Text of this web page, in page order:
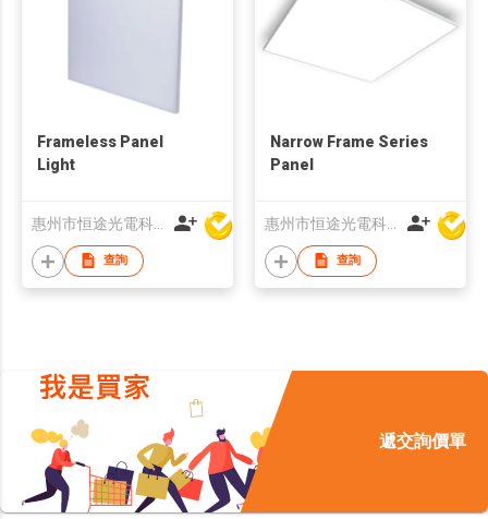
Frameless Panel
Light
惠州市恒途光電科技有限公司
查詢
Narrow Frame Series
Panel
惠州市恒途光電科技有限公司
查詢
遞交詢價單